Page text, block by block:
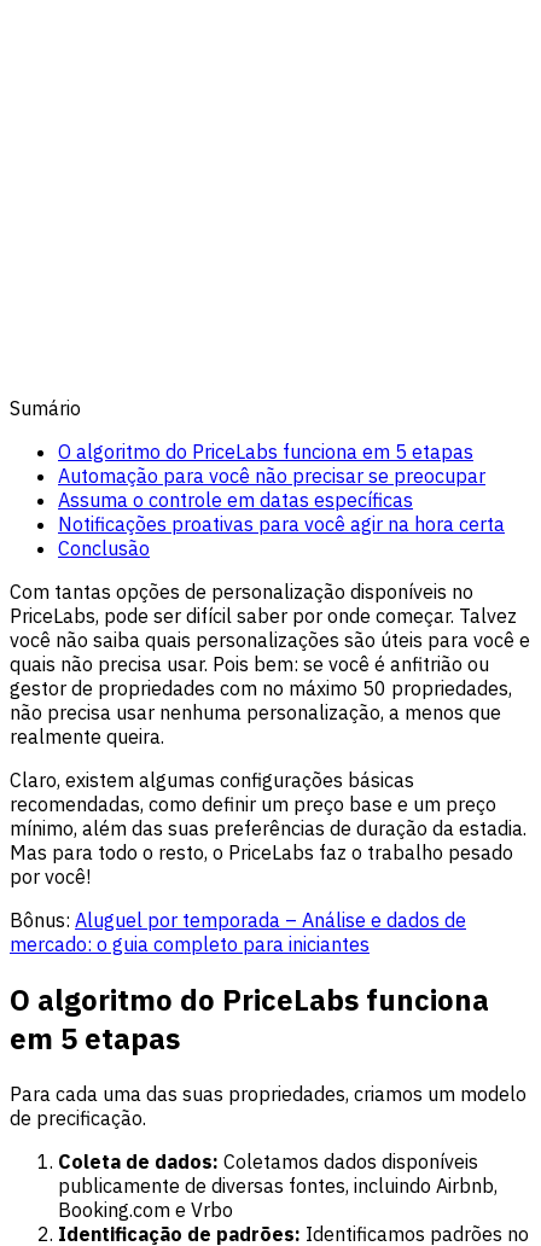
Sumário
O algoritmo do PriceLabs funciona em 5 etapas
Automação para você não precisar se preocupar
Assuma o controle em datas específicas
Notificações proativas para você agir na hora certa
Conclusão
Com tantas opções de personalização disponíveis no
PriceLabs, pode ser difícil saber por onde começar. Talvez
você não saiba quais personalizações são úteis para você e
quais não precisa usar. Pois bem: se você é anfitrião ou
gestor de propriedades com no máximo 50 propriedades,
não precisa usar nenhuma personalização, a menos que
realmente queira.
Claro, existem algumas configurações básicas
recomendadas, como definir um preço base e um preço
mínimo, além das suas preferências de duração da estadia.
Mas para todo o resto, o PriceLabs faz o trabalho pesado
por você!
Bônus: Aluguel por temporada – Análise e dados de
mercado: o guia completo para iniciantes
O algoritmo do PriceLabs funciona
em 5 etapas
Para cada uma das suas propriedades, criamos um modelo
de precificação.
Coleta de dados: Coletamos dados disponíveis
publicamente de diversas fontes, incluindo Airbnb,
Booking.com e Vrbo
Identificação de padrões: Identificamos padrões no